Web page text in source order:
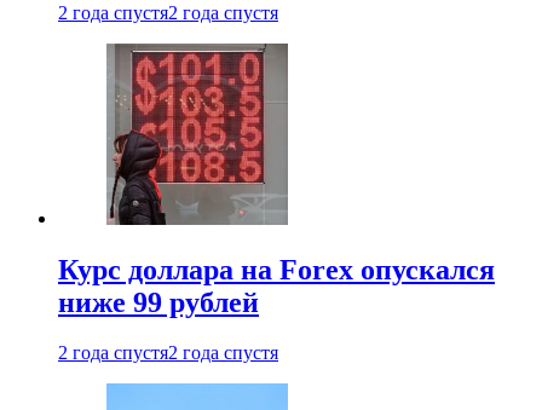
2 года спустя2 года спустя
Курс доллара на Forex опускался
ниже 99 рублей
2 года спустя2 года спустя